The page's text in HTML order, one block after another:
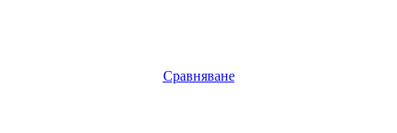
Сравняване